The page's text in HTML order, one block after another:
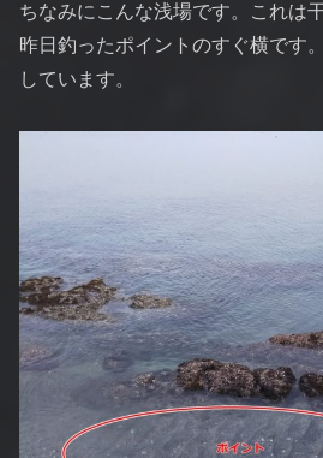
ちなみにこんな浅場です。これは
昨日釣ったポイントのすぐ横です
しています。